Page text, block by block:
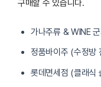
구매할 수 있습니다.
가나주류 & WINE
정품바이주 (수정
롯데면세점 (클래식